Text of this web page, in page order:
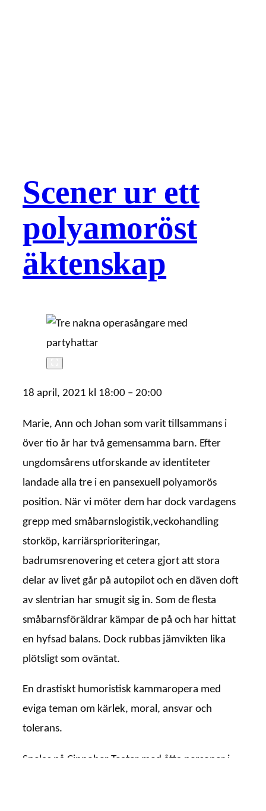
Scener ur ett
polyamoröst
äktenskap
18 april, 2021 kl 18:00 – 20:00
Marie, Ann och Johan som varit tillsammans i
över tio år har två gemensamma barn. Efter
ungdomsårens utforskande av identiteter
landade alla tre i en pansexuell polyamorös
position. När vi möter dem har dock vardagens
grepp med småbarnslogistik,veckohandling
storköp, karriärsprioriteringar,
badrumsrenovering et cetera gjort att stora
delar av livet går på autopilot och en däven doft
av slentrian har smugit sig in. Som de flesta
småbarnsföräldrar kämpar de på och har hittat
en hyfsad balans. Dock rubbas jämvikten lika
plötsligt som oväntat.
En drastiskt humoristisk kammaropera med
eviga teman om kärlek, moral, ansvar och
tolerans.
Spelas på Cinnober Teater med åtta personer i